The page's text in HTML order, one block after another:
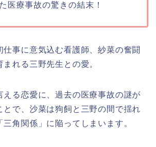
医療事故の驚きの結末！
仕事に意気込む看護師、紗菜の奮闘
れる三野先生との愛。
える恋愛に、過去の医療事故の謎が
とで、沙菜は狗飼と三野の間で揺れ
三角関係」に陥ってしまいます。